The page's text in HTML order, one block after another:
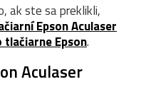
ak ste sa preklikli,
Epson Aculaser
tlačiarne Epson.
Aculaser